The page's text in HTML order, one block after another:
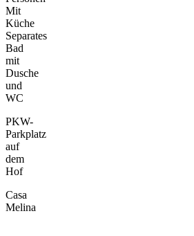
Mit
Küche
Separates
Bad
mit
Dusche
und
WC
PKW-
Parkplatz
auf
dem
Hof
Casa
Melina